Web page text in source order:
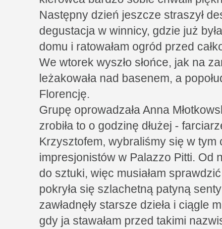
Następny dzień jeszcze straszył
degustacja w winnicy, gdzie już
domu i ratowałam ogród przed
We wtorek wyszło słońce, jak na
leżakowała nad basenem, a
Florencję.
Grupę oprowadzała Anna
zrobiła to o godzinę dłużej -
Krzysztofem, wybraliśmy się w tym
impresjonistów w Palazzo Pitti. Od
do sztuki, więc musiałam
pokryła się szlachetną patyną
zawładnęły starsze dzieła i ciągle
gdy ja stawałam przed takimi